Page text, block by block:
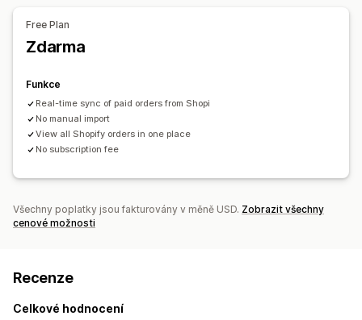
Free Plan
Zdarma
Funkce
Real-time sync of paid orders from Shopi
No manual import
View all Shopify orders in one place
No subscription fee
Všechny poplatky jsou fakturovány v měně USD. Zobrazit všechny
cenové možnosti
Recenze
Celkové hodnocení